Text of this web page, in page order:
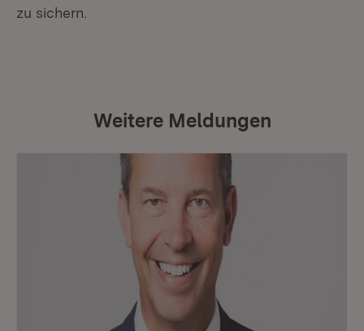
zu sichern.
Weitere Meldungen